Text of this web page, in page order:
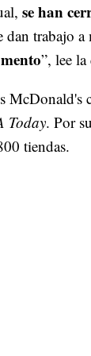
se han
dan trabajo
”, lee
Today. Por
tiendas.